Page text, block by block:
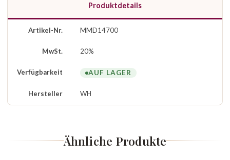
Produktdetails
Artikel-Nr. MMD14700
MwSt. 20%
Verfügbarkeit AUF LAGER
Hersteller WH
Ähnliche Produkte